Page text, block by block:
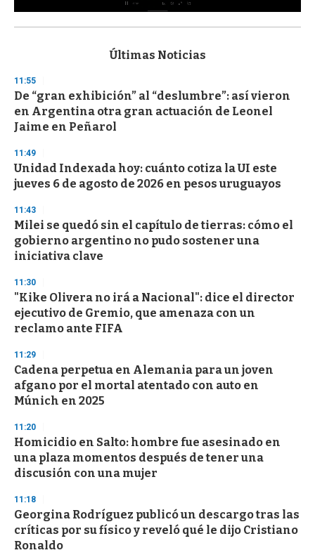
s
d
s
o
f
3
s
e
c
o
d
s
Últimas Noticias
11:55
De “gran exhibición” al “deslumbre”: así vieron
en Argentina otra gran actuación de Leonel
Jaime en Peñarol
11:49
Unidad Indexada hoy: cuánto cotiza la UI este
jueves 6 de agosto de 2026 en pesos uruguayos
11:43
Milei se quedó sin el capítulo de tierras: cómo el
gobierno argentino no pudo sostener una
iniciativa clave
11:30
"Kike Olivera no irá a Nacional": dice el director
ejecutivo de Gremio, que amenaza con un
reclamo ante FIFA
11:29
Cadena perpetua en Alemania para un joven
afgano por el mortal atentado con auto en
Múnich en 2025
11:20
Homicidio en Salto: hombre fue asesinado en
una plaza momentos después de tener una
discusión con una mujer
11:18
Georgina Rodríguez publicó un descargo tras las
críticas por su físico y reveló qué le dijo Cristiano
Ronaldo